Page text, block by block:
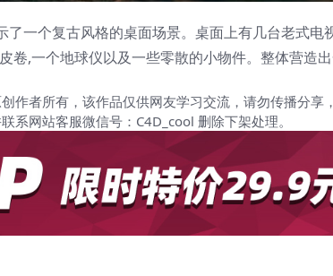
了一个复古风格的桌面场景。桌面上有几台老式
卷,一个地球仪以及一些零散的小物件。整体营造出
作者所有，该作品仅供网友学习交流，请勿传播分
系网站客服微信号：C4D_cool 删除下架处理。